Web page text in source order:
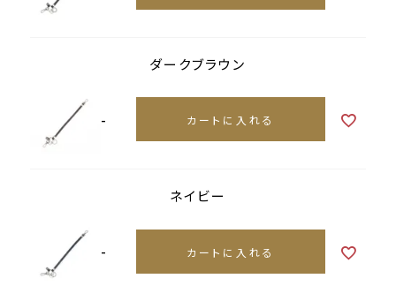
ダークブラウン
- カートに入れる
ネイビー
- カートに入れる